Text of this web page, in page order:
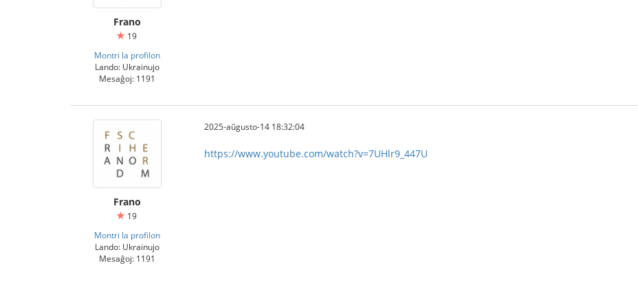
Frano
19
Montri la profilon
Lando: Ukrainujo
Mesaĝoj: 1191
Frano
19
Montri la profilon
Lando: Ukrainujo
Mesaĝoj: 1191
2025-aŭgusto-14 18:32:04
https://www.youtube.com/watch?v=7UHlr9_447U